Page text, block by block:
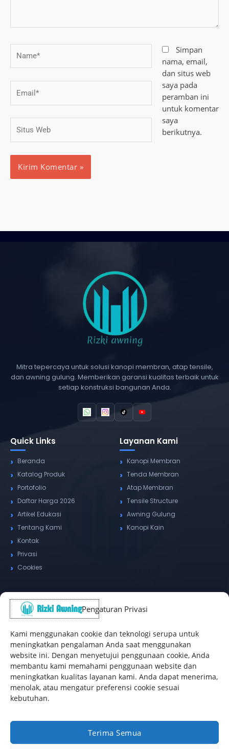
Pengaturan Privasi
Kami menggunakan cookie dan teknologi serupa untuk
meningkatkan pengalaman Anda saat menggunakan
website ini. Dengan menyetujui penggunaan cookie, Anda
membantu kami memahami penggunaan website dan
meningkatkan kualitas layanan kami. Anda dapat menerima,
menolak, atau mengatur preferensi cookie sesuai
kebutuhan.
Terima Semua
Web
Simpan
nama, email,
dan situs web
saya pada
peramban ini
untuk komentar
saya
berikutnya.
Mitra tepercaya untuk solusi kanopi membran, atap tensile,
dan awning gulung. Memberikan garansi kualitas terbaik untuk
setiap konstruksi bangunan Anda.
Quick Links
Beranda
Katalog Produk
Portofolio
Daftar Harga 2026
Artikel Edukasi
Tentang Kami
Kontak
Privasi
Cookies
Layanan Kami
Kanopi Membran
Tenda Membran
Atap Membran
Tensile Structure
Awning Gulung
Kanopi Kain
Alamat Kantor
✆ WhatsApp / Telepon
(+62) 815-8575-4435
Pusat Sukabumi
Sukamanis, Kadudampit, Sukabumi
Cabang Jakarta
Kembangan, Jakarta Barat